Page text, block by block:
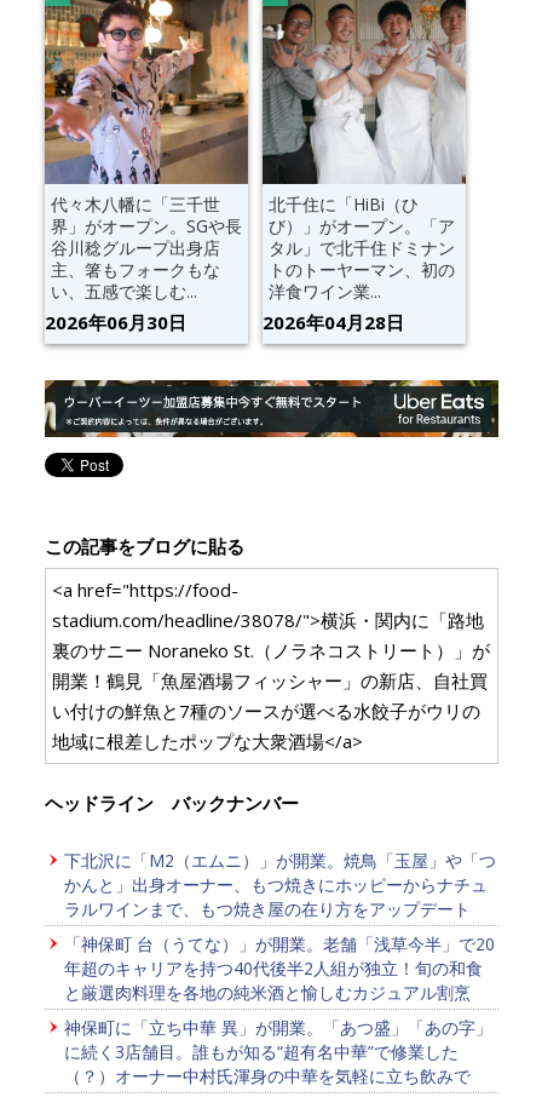
代々木八幡に「三千世
界」がオープン。SGや長
谷川稔グループ出身店
主、箸もフォークもな
い、五感で楽しむ...
2026年06月30日
北千住に「HiBi（ひ
び）」がオープン。「ア
タル」で北千住ドミナン
トのトーヤーマン、初の
洋食ワイン業...
2026年04月28日
この記事をブログに貼る
<a href="https://food-
stadium.com/headline/38078/">横浜・関内に「路地
裏のサニー Noraneko St.（ノラネコストリート）」が
開業！鶴見「魚屋酒場フィッシャー」の新店、自社買
い付けの鮮魚と7種のソースが選べる水餃子がウリの
地域に根差したポップな大衆酒場</a>
ヘッドライン バックナンバー
下北沢に「M2（エムニ）」が開業。焼鳥「玉屋」や「つ
かんと」出身オーナー、もつ焼きにホッピーからナチュ
ラルワインまで、もつ焼き屋の在り方をアップデート
「神保町 台（うてな）」が開業。老舗「浅草今半」で20
年超のキャリアを持つ40代後半2人組が独立！旬の和食
と厳選肉料理を各地の純米酒と愉しむカジュアル割烹
神保町に「立ち中華 異」が開業。「あつ盛」「あの字」
に続く3店舗目。誰もが知る“超有名中華”で修業した
（？）オーナー中村氏渾身の中華を気軽に立ち飲みで